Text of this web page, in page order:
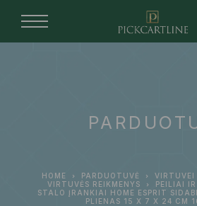
HOME PARDUOTUVĖ
VIRTUVEI
VIRTUVĖS REIKMENYS
PEILIAI
STALO ĮRANKIAI HOME ESPRIT
PLIENAS 15 X 7 X 24 CM